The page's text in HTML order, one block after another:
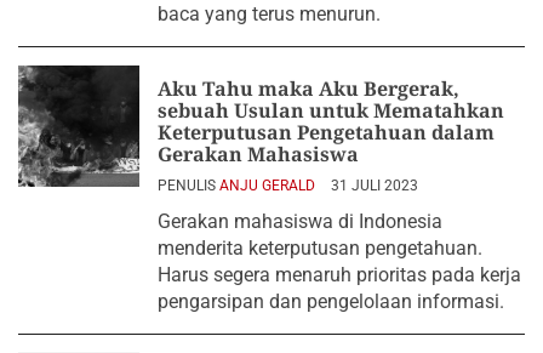
baca yang terus menurun.
Aku Tahu maka Aku Bergerak,
sebuah Usulan untuk Mematahkan
Keterputusan Pengetahuan dalam
Gerakan Mahasiswa
PENULIS ANJU GERALD 31 JULI 2023
Gerakan mahasiswa di Indonesia
menderita keterputusan pengetahuan.
Harus segera menaruh prioritas pada kerja
pengarsipan dan pengelolaan informasi.